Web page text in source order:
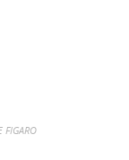
FIGARO